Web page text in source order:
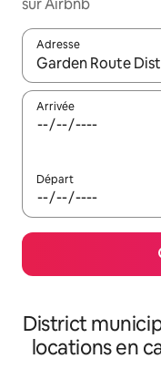
sur Airbnb
Adresse
Lorsque les
Arrivée
Départ
District
locations en